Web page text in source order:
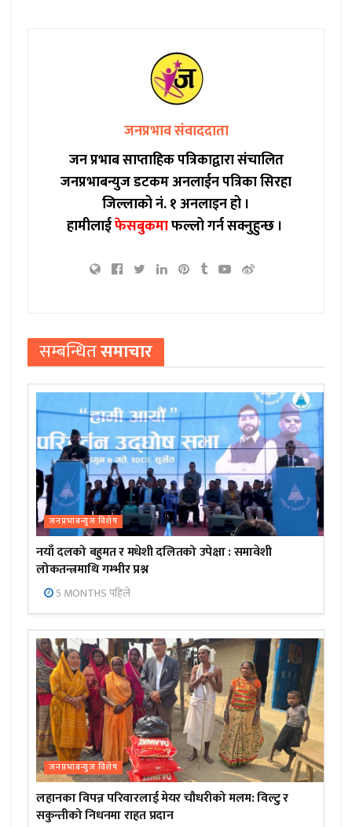
जनप्रभाव संवाददाता
जन प्रभाब साप्ताहिक पत्रिकाद्वारा संचालित
जनप्रभाबन्युज डटकम अनलाईन पत्रिका सिरहा
जिल्लाको नं. १ अनलाइन हो ।
हामीलाईफेसबुकमाफल्लो गर्न सक्नुहुन्छ ।
सम्बन्धितसमाचार
जनप्रभाबन्युज विशेष
नयाँ दलको बहुमत र मधेशी दलितको उपेक्षा : समावेशी
लोकतन्त्रमाथि गम्भीर प्रश्न
5 MONTHS पहिले
जनप्रभाबन्युज विशेष
लहानका विपन्न परिवारलाई मेयर चौधरीको मलम: विल्टु र
सकुन्तीको निधनमा राहत प्रदान